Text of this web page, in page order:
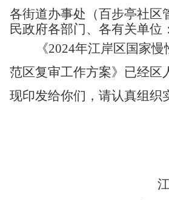
各街道办事处（百步亭社区
民政府各部门、各有关单位：
《2024年江岸区国家
范区复审工作方案》已经区
现印发给你们，请认真组织